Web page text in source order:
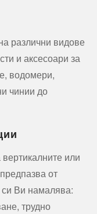
различни видове
и аксесоари за
водомери,
чинии до
или
от
си Ви намалява:
трудно